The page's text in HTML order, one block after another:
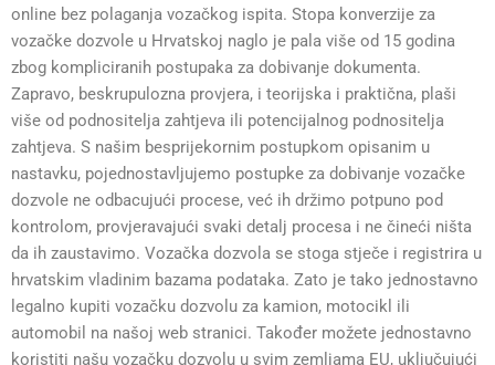
online bez polaganja vozačkog ispita. Stopa konverzije za
vozačke dozvole u Hrvatskoj naglo je pala više od 15 godina
zbog kompliciranih postupaka za dobivanje dokumenta.
Zapravo, beskrupulozna provjera, i teorijska i praktična, plaši
više od podnositelja zahtjeva ili potencijalnog podnositelja
zahtjeva. S našim besprijekornim postupkom opisanim u
nastavku, pojednostavljujemo postupke za dobivanje vozačke
dozvole ne odbacujući procese, već ih držimo potpuno pod
kontrolom, provjeravajući svaki detalj procesa i ne čineći ništa
da ih zaustavimo. Vozačka dozvola se stoga stječe i registrira u
hrvatskim vladinim bazama podataka. Zato je tako jednostavno
legalno kupiti vozačku dozvolu za kamion, motocikl ili
automobil na našoj web stranici. Također možete jednostavno
koristiti našu vozačku dozvolu u svim zemljama EU, uključujući